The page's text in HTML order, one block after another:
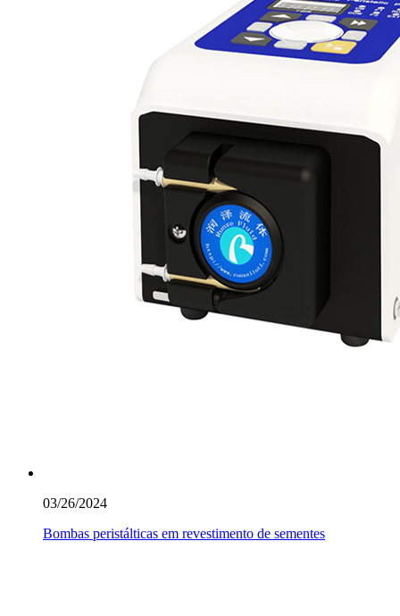
03/26/2024
Bombas peristálticas em revestimento de sementes